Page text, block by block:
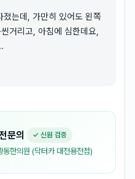
는데, 가만히 있어도 왼쪽
거리고, 아침에 심한데요,
문의 ✓ 신원 검증
동한의원 (닥터카 대전용전점)